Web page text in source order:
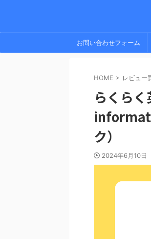
お問い合わせフォーム
HOME > レビュー
らくら
ク）
2024年6月10日